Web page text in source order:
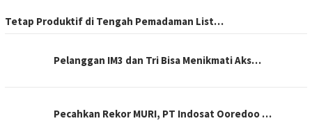
Tetap Produktif di Tengah Pemadaman List…
Pelanggan IM3 dan Tri Bisa Menikmati Aks…
Pecahkan Rekor MURI, PT Indosat Ooredoo …